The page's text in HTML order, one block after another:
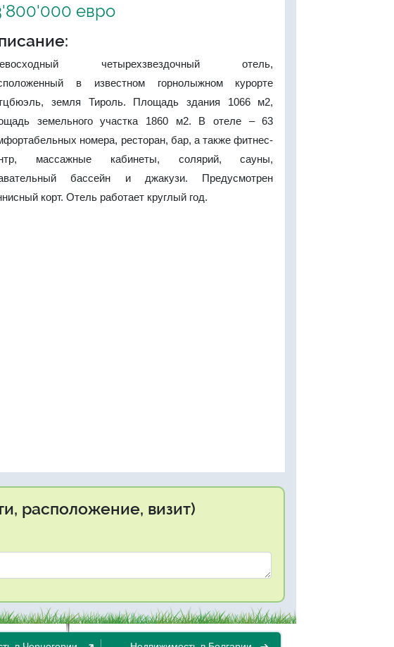
евро
четырехзвездочный отель,
в известном горнолыжном курорте
земля Тироль. Площадь здания 1066 м2,
земельного участка 1860 м2. В отеле – 63
номера, ресторан, бар, а также фитнес-
массажные кабинеты, солярий, сауны,
бассейн и джакузи. Предусмотрен
корт. Отель работает круглый год.
расположение, визит)